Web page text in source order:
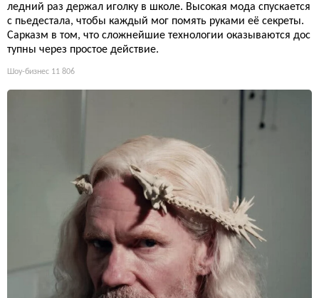
ледний раз держал иголку в школе. Высокая мода спускается
с пьедестала, чтобы каждый мог помять руками её секреты.
Сарказм в том, что сложнейшие технологии оказываются дос
тупны через простое действие.
Шоу-бизнес 11 806